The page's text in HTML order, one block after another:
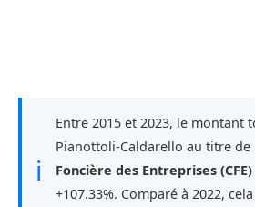
ℹ
Entre 2015 et 2023, le montant
Pianottoli-Caldarello au titre de
Foncière des Entreprises (CFE)
+107.33%. Comparé à 2022,